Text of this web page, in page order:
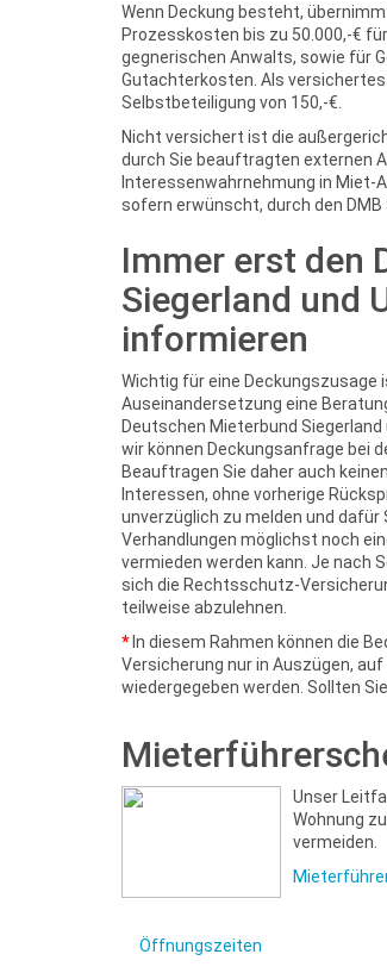
Wenn Deckung besteht,
Prozesskosten bis zu 50.000,-€
gegnerischen Anwalts, sowie für
Gutachterkosten. Als
Selbstbeteiligung von 150,-€.
Nicht versichert ist die
durch Sie beauftragten externen
Interessenwahrnehmung in Miet-
sofern erwünscht, durch den DMB
Immer erst den
Siegerland und
informieren
Wichtig für eine Deckungszusage
Auseinandersetzung eine
Deutschen Mieterbund
wir können Deckungsanfrage bei
Beauftragen Sie daher auch
Interessen, ohne vorherige
unverzüglich zu melden und
Verhandlungen möglichst noch
vermieden werden kann. Je nach
sich die Rechtsschutz-
teilweise abzulehnen.
*In diesem Rahmen können die
Versicherung nur in Auszügen,
wiedergegeben werden. Sollten
Unser
Wohnung
vermeiden.
Öffnungszeiten